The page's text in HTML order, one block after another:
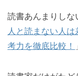
読書あんまりし
人と読まない人
考力を徹底比較！